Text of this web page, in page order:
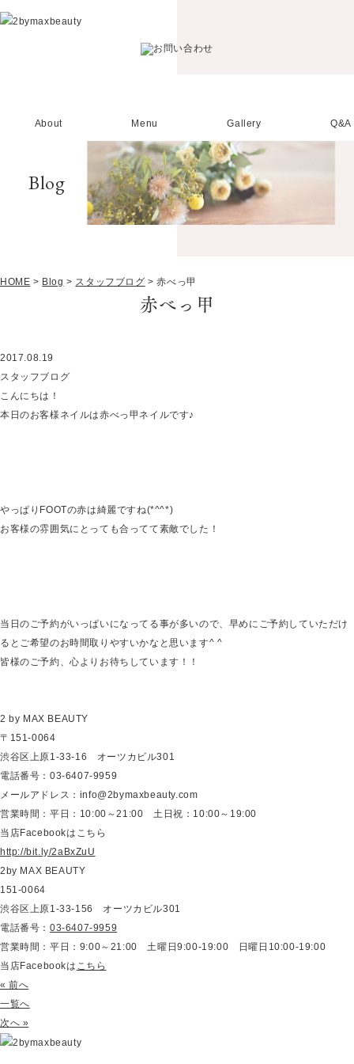
About Menu Gallery Q&A
Blog
HOME > Blog > スタッフブログ >赤べっ甲
赤べっ甲
2017.08.19
スタッフブログ
こんにちは！
本日のお客様ネイルは赤べっ甲ネイルです♪
やっぱりFOOTの赤は綺麗ですね(*^^*)
お客様の雰囲気にとっても合ってて素敵でした！
当日のご予約がいっぱいになってる事が多いので、早めにご予約していただけ
るとご希望のお時間取りやすいかなと思います^ ^
皆様のご予約、心よりお待ちしています！！
2 by MAX BEAUTY
〒151-0064
渋谷区上原1-33-16 オーツカビル301
電話番号：03-6407-9959
メールアドレス：info@2bymaxbeauty.com
営業時間：平日：10:00～21:00 土日祝：10:00～19:00
当店Facebookはこちら
http://bit.ly/2aBxZuU
2by MAX BEAUTY
151-0064
渋谷区上原1-33-156 オーツカビル301
電話番号： 03-6407-9959
営業時間：平日：9:00～21:00 土曜日9:00-19:00 日曜日10:00-19:00
当店Facebookは こちら
« 前へ
一覧へ
次へ »